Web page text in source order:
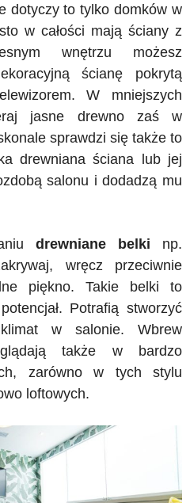
dotyczy to tylko domków w
w całości mają ściany z
wnętrzu możesz
ścianę pokrytą
W mniejszych
jasne drewno zaś w
sprawdzi się także to
drewniana ściana lub jej
salonu i dodadzą mu
drewniane belki np.
wręcz przeciwnie
piękno. Takie belki to
Potrafią stworzyć
w salonie. Wbrew
także w bardzo
zarówno w tych stylu
loftowych.